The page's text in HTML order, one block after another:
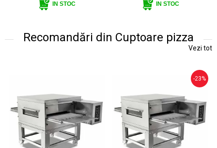
IN STOC IN STOC
Recomandări din Cuptoare pizza
Vezi tot
-23%